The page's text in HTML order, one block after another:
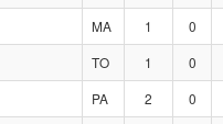
MA 1 0
TO 1 0
PA 2 0